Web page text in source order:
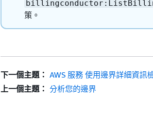
策。
下一個主題： AWS 服務 使用邊界詳細資訊
上一個主題： 分析您的邊界